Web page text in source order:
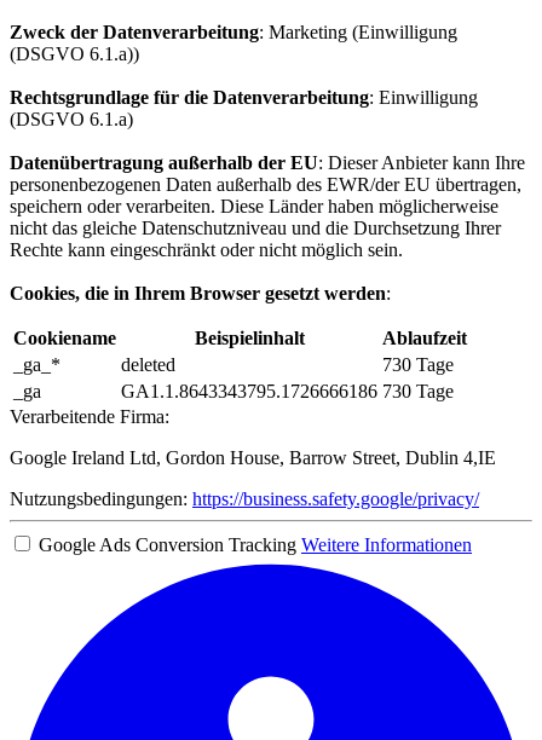
Zweck der Datenverarbeitung: Marketing (Einwilligung
(DSGVO 6.1.a))
Rechtsgrundlage für die Datenverarbeitung: Einwilligung
(DSGVO 6.1.a)
Datenübertragung außerhalb der EU: Dieser Anbieter kann Ihre
personenbezogenen Daten außerhalb des EWR/der EU übertragen,
speichern oder verarbeiten. Diese Länder haben möglicherweise
nicht das gleiche Datenschutzniveau und die Durchsetzung Ihrer
Rechte kann eingeschränkt oder nicht möglich sein.
Cookies, die in Ihrem Browser gesetzt werden:
Cookiename Beispielinhalt
Ablaufzeit
_ga_*
deleted
730 Tage
_ga
GA1.1.8643343795.1726666186 730 Tage
Verarbeitende Firma:
Google Ireland Ltd, Gordon House, Barrow Street, Dublin 4,IE
Nutzungsbedingungen: https://business.safety.google/privacy/
Google Ads Conversion Tracking Weitere Informationen